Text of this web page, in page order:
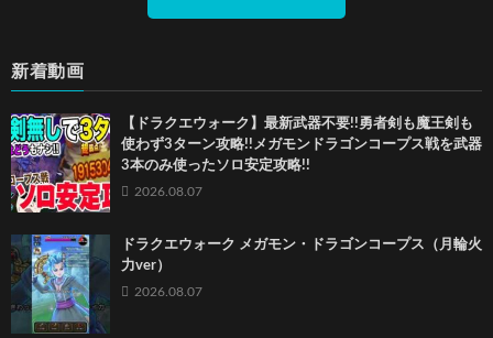
新着動画
【ドラクエウォーク】最新武器不要!!勇者剣も魔王剣も
使わず3ターン攻略!!メガモンドラゴンコープス戦を武器
3本のみ使ったソロ安定攻略!!
2026.08.07
ドラクエウォーク メガモン・ドラゴンコープス（月輪火
力ver）
2026.08.07